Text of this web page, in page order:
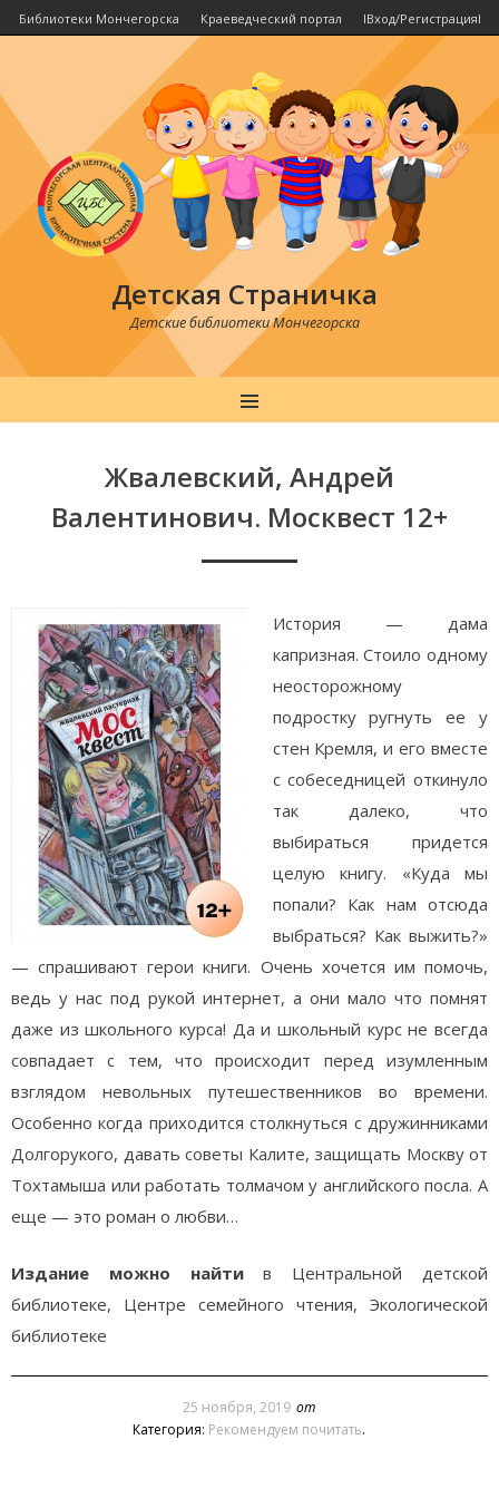
Библиотеки Мончегорска Краеведческий портал IВход/РегистрацияI
Детская Страничка
Детские библиотеки Мончегорска
MENU
Жвалевский, Андрей
Валентинович. Москвест 12+
История — дама
капризная. Стоило одному
неосторожному
подростку ругнуть ее у
стен Кремля, и его вместе
с собеседницей откинуло
так далеко, что
выбираться придется
целую книгу. «Куда мы
попали? Как нам отсюда
выбраться? Как выжить?»
— спрашивают герои книги. Очень хочется им помочь,
ведь у нас под рукой интернет, а они мало что помнят
даже из школьного курса! Да и школьный курс не всегда
совпадает с тем, что происходит перед изумленным
взглядом невольных путешественников во времени.
Особенно когда приходится столкнуться с дружинниками
Долгорукого, давать советы Калите, защищать Москву от
Тохтамыша или работать толмачом у английского посла. А
еще — это роман о любви…
Издание можно найтив Центральной детской
библиотеке, Центре семейного чтения, Экологической
библиотеке
25 ноября, 2019 от
Категория: Рекомендуем почитать.